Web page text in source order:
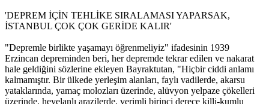
'DEPREM İÇİN TEHLİKE SIRALAMASI YAPARSAK,
İSTANBUL ÇOK ÇOK GERİDE KALIR'
"Depremle birlikte yaşamayı öğrenmeliyiz" ifadesinin 1939
Erzincan depreminden beri, her depremde tekrar edilen ve nakarat
hale geldiğini sözlerine ekleyen Bayraktutan, "Hiçbir ciddi anlamı
kalmamıştır. Bir ülkede yerleşim alanları, faylı vadilerde, akarsu
yataklarında, yamaç molozları üzerinde, alüvyon yelpaze çökelleri
üzerinde, heyelanlı arazilerde, verimli birinci derece killi-kumlu